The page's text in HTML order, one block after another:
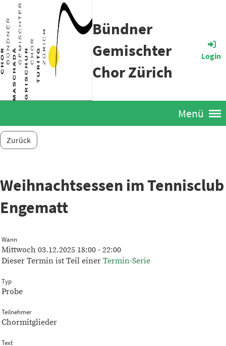
Bündner
Gemischter
Chor Zürich
Login
Menü
Zurück
Weihnachtsessen im Tennisclub
Engematt
Wann
Mittwoch 03.12.2025 18:00 - 22:00
Dieser Termin ist Teil einer Termin-Serie
Typ
Probe
Teilnehmer
Chormitglieder
Text